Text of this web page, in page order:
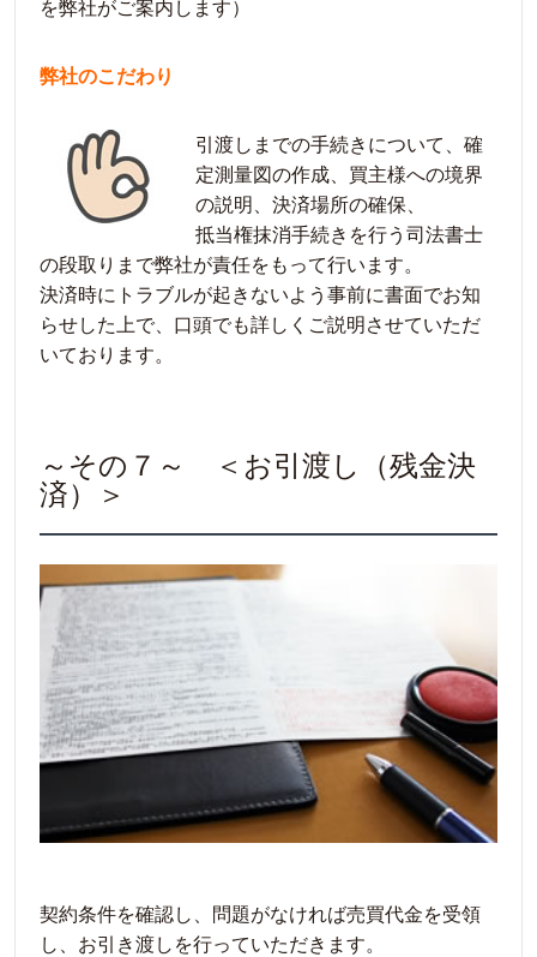
を弊社がご案内します）
弊社のこだわり
引渡しまでの手続きについて、確
定測量図の作成、買主様への境界
の説明、決済場所の確保、
抵当権抹消手続きを行う司法書士
の段取りまで弊社が責任をもって行います。
決済時にトラブルが起きないよう事前に書面でお知
らせした上で、口頭でも詳しくご説明させていただ
いております。
～その７～ ＜お引渡し（残金決
済）＞
契約条件を確認し、問題がなければ売買代金を受領
し、お引き渡しを行っていただきます。